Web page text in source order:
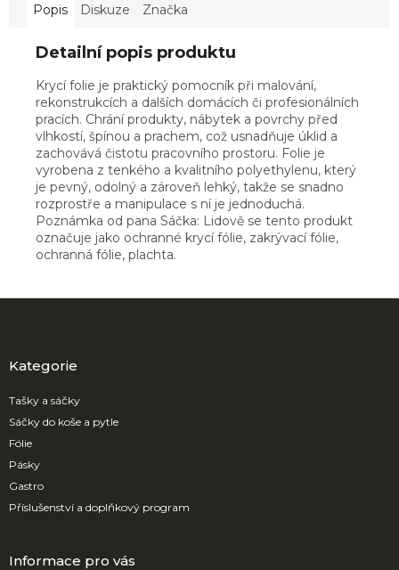
Popis Diskuze Značka
Detailní popis produktu
Krycí folie je praktický pomocník při malování,
rekonstrukcích a dalších domácích či profesionálních
pracích. Chrání produkty, nábytek a povrchy před
vlhkostí, špínou a prachem, což usnadňuje úklid a
zachovává čistotu pracovního prostoru. Folie je
vyrobena z tenkého a kvalitního polyethylenu, který
je pevný, odolný a zároveň lehký, takže se snadno
rozprostře a manipulace s ní je jednoduchá.
Poznámka od pana Sáčka: Lidově se tento produkt
označuje jako ochranné krycí fólie, zakrývací fólie,
ochranná fólie, plachta.
aKategorie
Tašky a sáčky
Sáčky do koše a pytle
Fólie
Pásky
Gastro
Příslušenství a doplňkový program
Informace pro vás